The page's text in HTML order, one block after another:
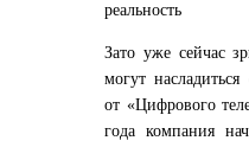
реальность
Зато уже сейчас
могут
от «Цифрового
года компания